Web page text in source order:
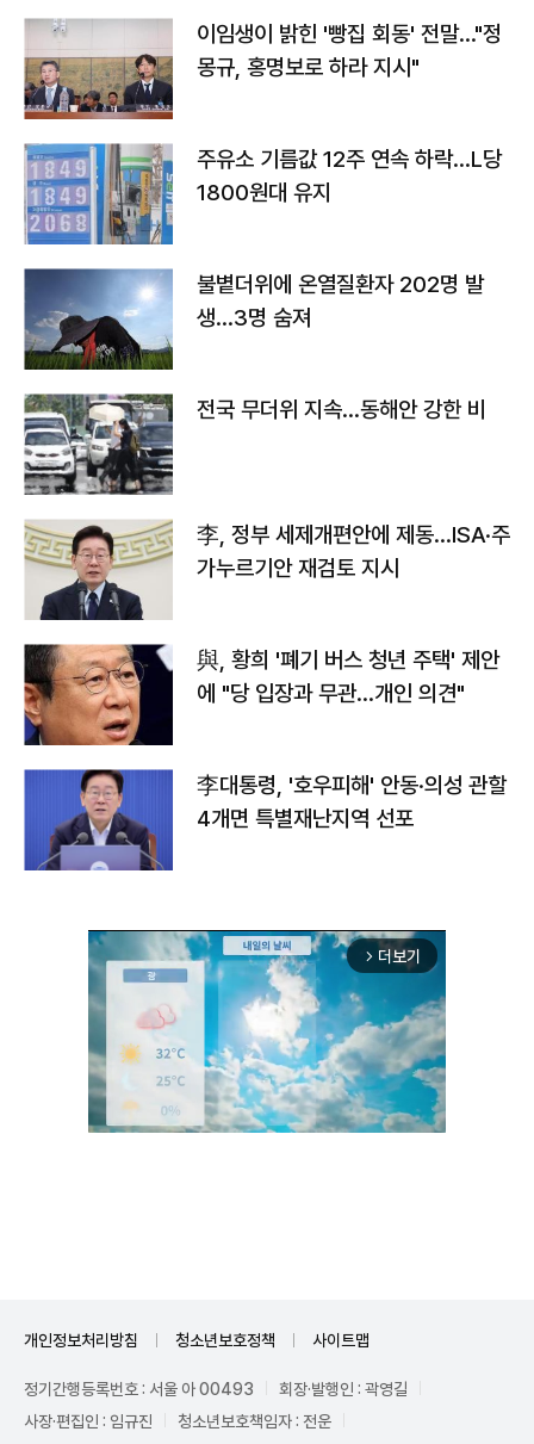
이임생이 밝힌 '빵집 회동' 전말…"정
몽규, 홍명보로 하라 지시"
주유소 기름값 12주 연속 하락…L당
1800원대 유지
불볕더위에 온열질환자 202명 발
생…3명 숨져
전국 무더위 지속…동해안 강한 비
李, 정부 세제개편안에 제동…ISA·주
가누르기안 재검토 지시
與, 황희 '폐기 버스 청년 주택' 제안
에 "당 입장과 무관…개인 의견"
李대통령, '호우피해' 안동·의성 관할
4개면 특별재난지역 선포
arrow_forward_ios 더보기
개인정보처리방침 청소년보호정책 사이트맵
정기간행등록번호 : 서울 아 00493
회장·발행인 : 곽영길
사장·편집인 : 임규진
청소년보호책임자 : 전운